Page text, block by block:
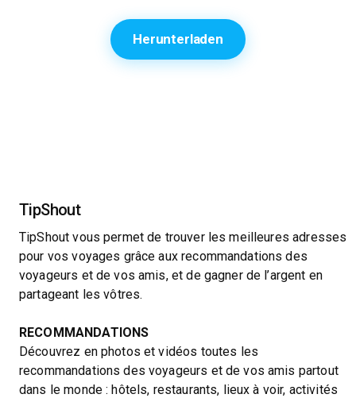
Herunterladen
TipShout
TipShout vous permet de trouver les meilleures adresses
pour vos voyages grâce aux recommandations des
voyageurs et de vos amis, et de gagner de l’argent en
partageant les vôtres.
RECOMMANDATIONS
Découvrez en photos et vidéos toutes les
recommandations des voyageurs et de vos amis partout
dans le monde : hôtels, restaurants, lieux à voir, activités